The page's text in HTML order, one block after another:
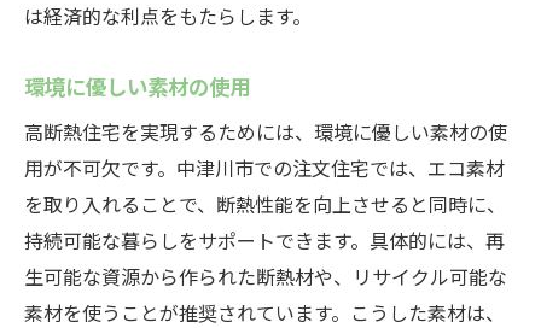
は経済的な利点をもたらします。
環境に優しい素材の使用
高断熱住宅を実現するためには、環境に優しい素材の使
用が不可欠です。中津川市での注文住宅では、エコ素材
を取り入れることで、断熱性能を向上させると同時に、
持続可能な暮らしをサポートできます。具体的には、再
生可能な資源から作られた断熱材や、リサイクル可能な
素材を使うことが推奨されています。こうした素材は、